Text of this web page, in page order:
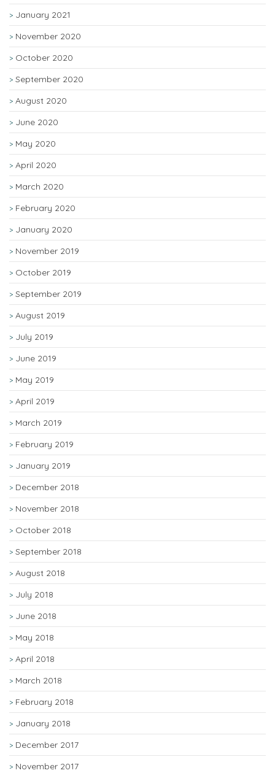
January 2021
November 2020
October 2020
September 2020
August 2020
June 2020
May 2020
April 2020
March 2020
February 2020
January 2020
November 2019
October 2019
September 2019
August 2019
July 2019
June 2019
May 2019
April 2019
March 2019
February 2019
January 2019
December 2018
November 2018
October 2018
September 2018
August 2018
July 2018
June 2018
May 2018
April 2018
March 2018
February 2018
January 2018
December 2017
November 2017